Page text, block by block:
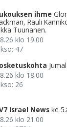
ihme
Rauli
Tuunanen.
klo 19.00
47
klo 18.00
26
Israel News ke
klo 21.00